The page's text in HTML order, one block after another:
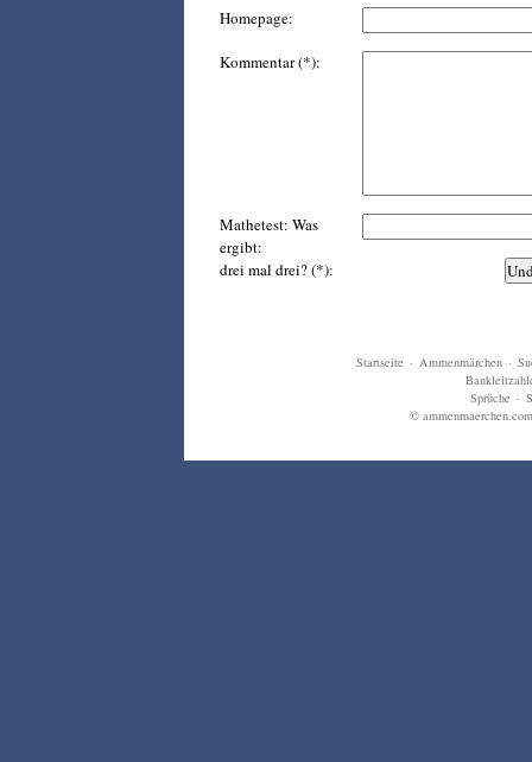
Homepage:
Kommentar (*):
Mathetest: Was
ergibt:
drei mal drei? (*):
Startseite · Ammenmärchen ·
Sprüche ·
©